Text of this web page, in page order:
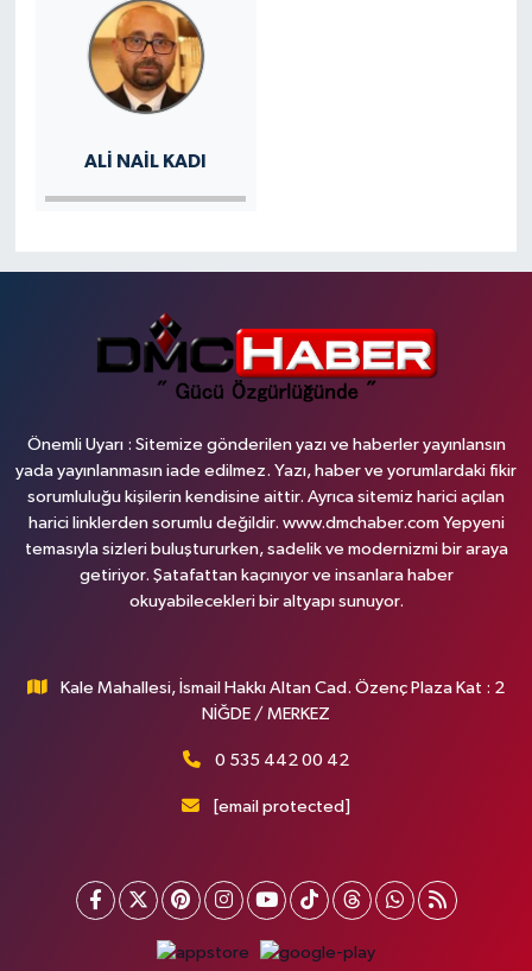
ALI NAIL KADI
Önemli Uyarı : Sitemize gönderilen yazı ve haberler yayınlansın
yada yayınlanmasın iade edilmez. Yazı, haber ve yorumlardaki fikir
sorumluluğu kişilerin kendisine aittir. Ayrıca sitemiz harici açılan
harici linklerden sorumlu değildir. www.dmchaber.com Yepyeni
temasıyla sizleri buluştururken, sadelik ve modernizmi bir araya
getiriyor. Şatafattan kaçınıyor ve insanlara haber
okuyabilecekleri bir altyapı sunuyor.
Kale Mahallesi, İsmail Hakkı Altan Cad. Özenç Plaza Kat : 2
NİĞDE / MERKEZ
0 535 442 00 42
[email protected]